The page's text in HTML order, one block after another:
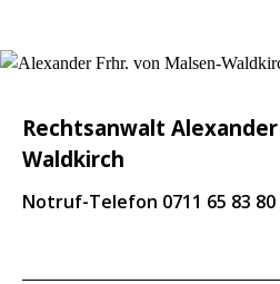
Rechtsanwalt
Waldkirch
Notruf-Telefon 0711 65 83 80